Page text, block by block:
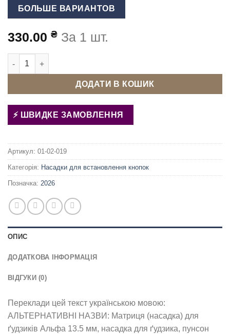
БОЛЬШЕ ВАРИАНТОВ
330.00 ₴ За 1 шт.
Матриця (насадка) для кнопок Альфа 13.5 мм (Китай)
ДОДАТИ В КОШИК
ШВИДКЕ ЗАМОВЛЕННЯ
Артикул: 01-02-019
Категорія: Насадки для встановлення кнопок
Позначка: 2026
ОПИС
ДОДАТКОВА ІНФОРМАЦІЯ
ВІДГУКИ (0)
Переклади цей текст українською мовою:
АЛЬТЕРНАТИВНІ НАЗВИ: Матриця (насадка) для
ґудзиків Альфа 13.5 мм, насадка для ґудзика, пунсон